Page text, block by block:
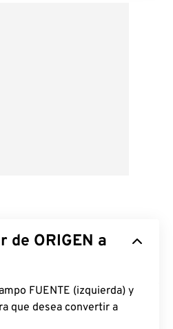
de ORIGEN a
FUENTE (izquierda) y
que desea convertir a